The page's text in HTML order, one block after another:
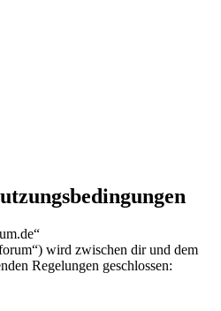
wird zwischen dir und dem
Regelungen geschlossen: